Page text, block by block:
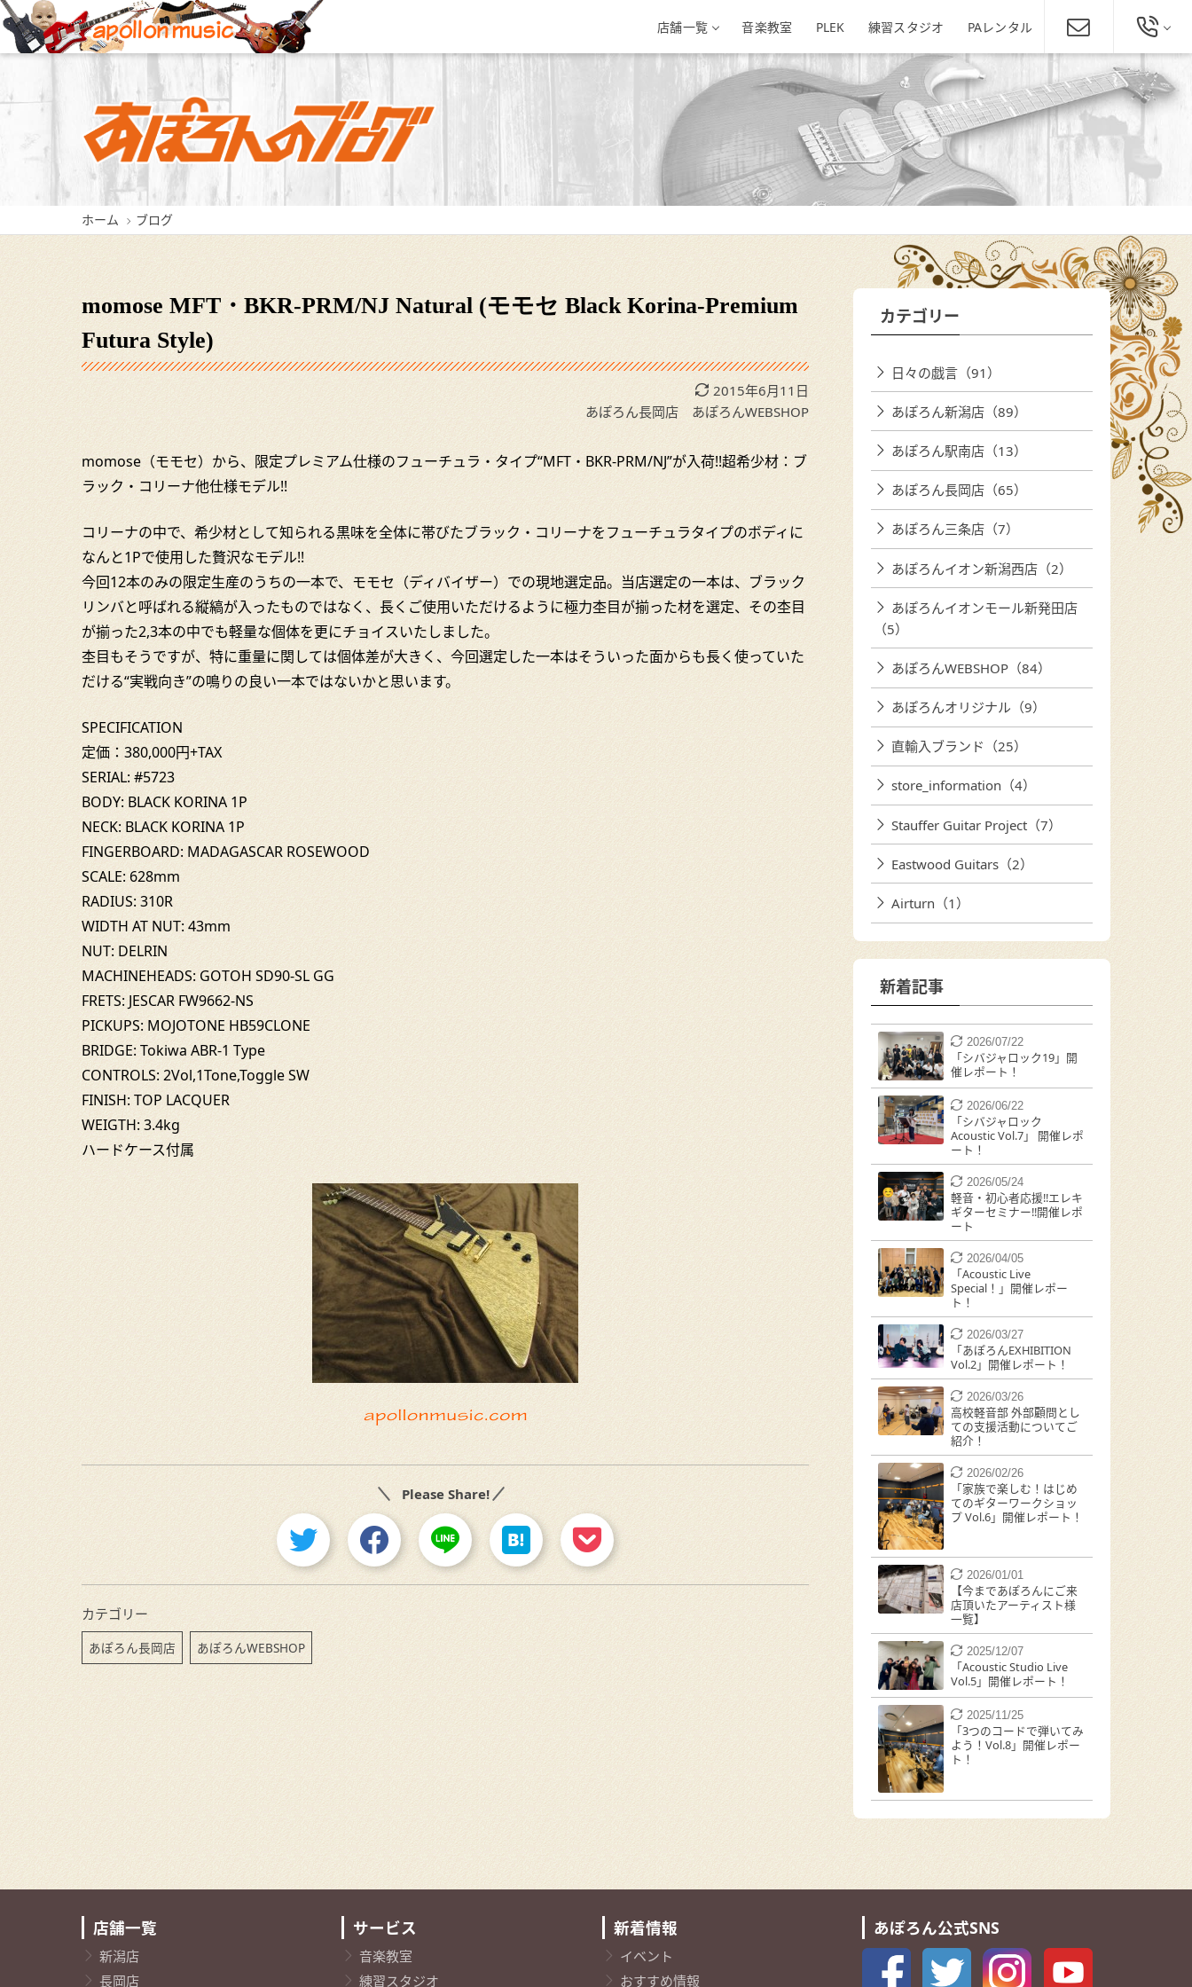
店舗一覧
新潟店
新潟県新潟市中央区東堀前通5-
長岡店
新潟県長岡市城内町3-2-3
三条店
新潟県三条市興野3-10-1 新潟県新潟市西区小新南2-1-10
イオンモール新発田店
新潟県新発田市住吉町5-11-5
新潟駅南店
新潟県新潟市中央区神道寺1-4-4
025-242-3900
ミュージックスクール新潟
東区役所店
番1号
あぽろん各店舗へ
音楽教室 PLEK 練習スタジオ PAレンタル
総合お問い合わせ
025-229-4134
営業時間 11:00～19:00
ほぼ年中無休
ホーム ブログ
momose MFT・BKR-PRM/NJ Natural (モモセ Black Korina-Premium
Futura Style)
2015年6月11日
あぽろん長岡店
あぽろんWEBSHOP
momose（モモセ）から、限定プレミアム仕様のフューチュラ・タイプ“MFT・BKR-PRM/NJ”が入荷!!超希少材：ブ
ラック・コリーナ他仕様モデル!!
コリーナの中で、希少材として知られる黒味を全体に帯びたブラック・コリーナをフューチュラタイプのボディに
なんと1Pで使用した贅沢なモデル!!
今回12本のみの限定生産のうちの一本で、モモセ（ディバイザー）での現地選定品。当店選定の一本は、ブラック
リンバと呼ばれる縦縞が入ったものではなく、長くご使用いただけるように極力杢目が揃った材を選定、その杢目
が揃った2,3本の中でも軽量な個体を更にチョイスいたしました。
杢目もそうですが、特に重量に関しては個体差が大きく、今回選定した一本はそういった面からも長く使っていた
だける“実戦向き”の鳴りの良い一本ではないかと思います。
SPECIFICATION
定価：380,000円+TAX
SERIAL: #5723
BODY: BLACK KORINA 1P
NECK: BLACK KORINA 1P
FINGERBOARD: MADAGASCAR ROSEWOOD
SCALE: 628mm
RADIUS: 310R
WIDTH AT NUT: 43mm
NUT: DELRIN
MACHINEHEADS: GOTOH SD90-SL GG
FRETS: JESCAR FW9662-NS
PICKUPS: MOJOTONE HB59CLONE
BRIDGE: Tokiwa ABR-1 Type
CONTROLS: 2Vol,1Tone,Toggle SW
FINISH: TOP LACQUER
WEIGTH: 3.4kg
ハードケース付属
Please Share!
カテゴリー
あぽろん長岡店 あぽろんWEBSHOP
カテゴリー
日々の戯言（91）
あぽろん新潟店（89）
あぽろん駅南店（13）
あぽろん長岡店（65）
あぽろん三条店（7）
あぽろんイオン新潟西店（2）
あぽろんイオンモール新発田店
（5）
あぽろんWEBSHOP（84）
あぽろんオリジナル（9）
直輸入ブランド（25）
store_information（4）
Stauffer Guitar Project（7）
Eastwood Guitars（2）
Airturn（1）
新着記事
2026/07/22
「シバジャロック19」開
催レポート！
2026/06/22
「シバジャロック
Acoustic Vol.7」 開催レポ
ート！
2026/05/24
軽音・初心者応援!!エレキ
ギターセミナー!!開催レポ
ート
2026/04/05
「Acoustic Live
Special！」開催レポー
ト！
2026/03/27
「あぽろんEXHIBITION
Vol.2」開催レポート！
2026/03/26
高校軽音部 外部顧問とし
ての支援活動についてご
紹介！
2026/02/26
「家族で楽しむ！はじめ
てのギターワークショッ
プ Vol.6」開催レポート！
2026/01/01
【今まであぽろんにご来
店頂いたアーティスト様
一覧】
2025/12/07
「Acoustic Studio Live
Vol.5」開催レポート！
2025/11/25
「3つのコードで弾いてみ
よう！Vol.8」開催レポー
ト！
店舗一覧
新潟店
長岡店
サービス
音楽教室
練習スタジオ
新着情報
イベント
おすすめ情報
あぽろん公式SNS